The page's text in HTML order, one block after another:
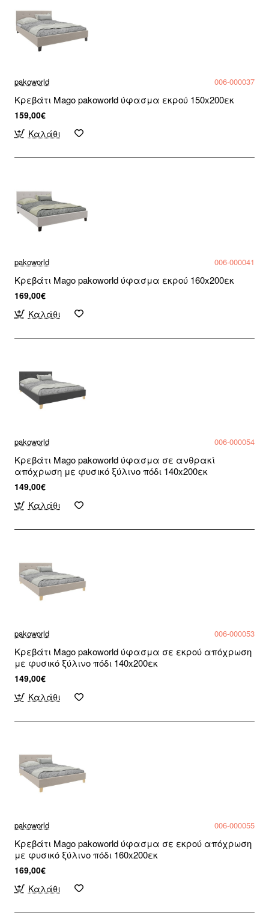
pakoworld 006-000037
Κρεβάτι Mago pakoworld ύφασμα εκρού 150x200εκ
159,00€
Καλάθι
pakoworld 006-000041
Κρεβάτι Mago pakoworld ύφασμα εκρού 160x200εκ
169,00€
Καλάθι
pakoworld 006-000054
Κρεβάτι Mago pakoworld ύφασμα σε ανθρακί
απόχρωση με φυσικό ξύλινο πόδι 140x200εκ
149,00€
Καλάθι
pakoworld 006-000053
Κρεβάτι Mago pakoworld ύφασμα σε εκρού απόχρωση
με φυσικό ξύλινο πόδι 140x200εκ
149,00€
Καλάθι
pakoworld 006-000055
Κρεβάτι Mago pakoworld ύφασμα σε εκρού απόχρωση
με φυσικό ξύλινο πόδι 160x200εκ
169,00€
Καλάθι